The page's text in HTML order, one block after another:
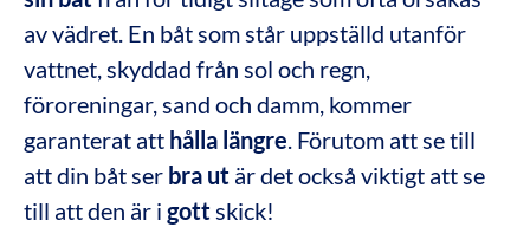
av vädret. En båt som står uppställd utanför
vattnet, skyddad från sol och regn,
föroreningar, sand och damm, kommer
garanterat att hålla längre. Förutom att se till
att din båt ser bra ut är det också viktigt att se
till att den är i gottskick!